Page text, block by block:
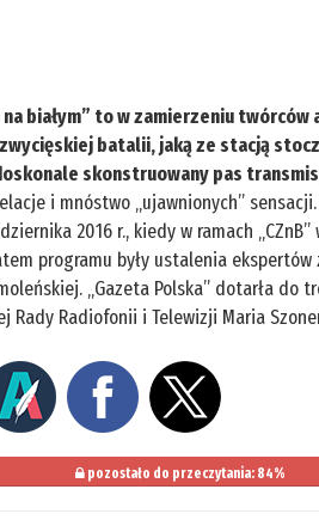
białym” to w zamierzeniu
batalii, jaką ze stacją
skonstruowany pas
i mnóstwo „ujawnionych”
2016 r., kiedy w ramach
programu były ustalenia
„Gazeta Polska” dotarła do
Rady Radiofonii i Telewizji Maria
pozostało do przeczytania: 84%